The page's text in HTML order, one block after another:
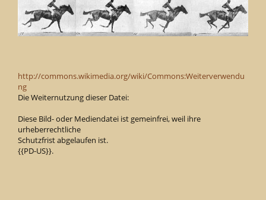
http://commons.wikimedia.org/wiki/Commons:Weiterverwendu
ng
Die Weiternutzung dieser Datei:
Diese Bild- oder Mediendatei ist gemeinfrei, weil ihre
urheberrechtliche
Schutzfrist abgelaufen ist.
{{PD-US}}.